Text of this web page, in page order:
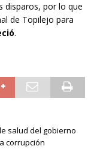
disparos, por lo que
de Topilejo para
.
salud del gobierno
corrupción